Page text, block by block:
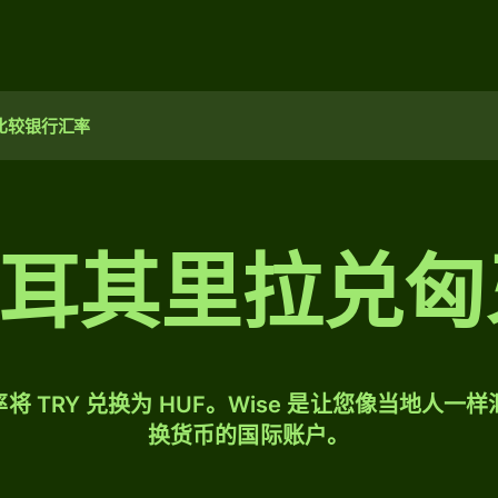
较银行汇率
其里拉兑
将 TRY 兑换为 HUF。Wise 是让您像当地人一样
换货币的国际账户。